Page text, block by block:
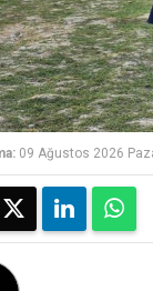
09 Ağustos 2026